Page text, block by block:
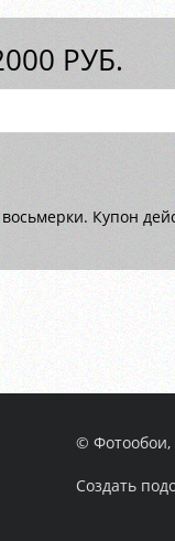
РУБ.
Купон
© Фотообои,
Создать